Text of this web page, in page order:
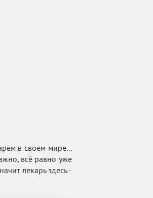
в своем мире...
всё равно уже
лекарь здесь -